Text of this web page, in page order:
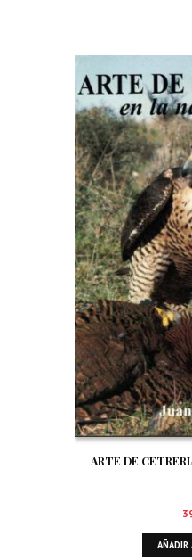
ARTE DE
AÑADIR